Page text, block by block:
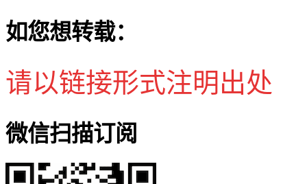
如您想转载：
请以链接形式注明出处
微信扫描订阅